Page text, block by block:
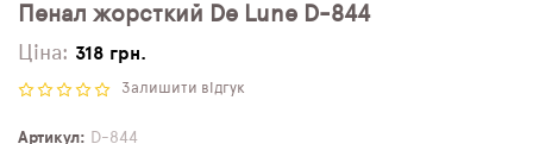
Пенал жорсткий De Lune D-844
Ціна: 318 грн.
Залишити відгук
Артикул
D-844